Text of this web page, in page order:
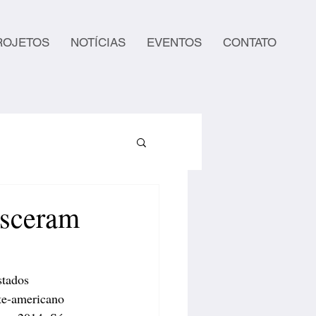
NOTÍCIAS EVENTOS CONTATO
americano